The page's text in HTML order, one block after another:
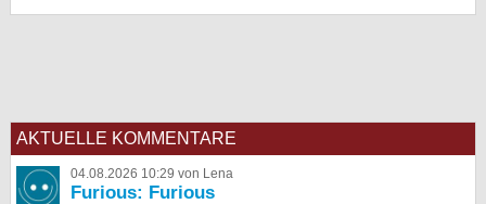
AKTUELLE KOMMENTARE
04.08.2026 10:29 von Lena
Furious: Furious